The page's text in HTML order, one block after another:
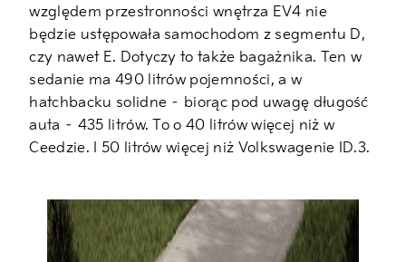
względem przestronności wnętrza EV4 nie
będzie ustępowała samochodom z segmentu D,
czy nawet E. Dotyczy to także bagażnika. Ten w
sedanie ma 490 litrów pojemności, a w
hatchbacku solidne – biorąc pod uwagę długość
auta – 435 litrów. To o 40 litrów więcej niż w
Ceedzie. I 50 litrów więcej niż Volkswagenie ID.3.